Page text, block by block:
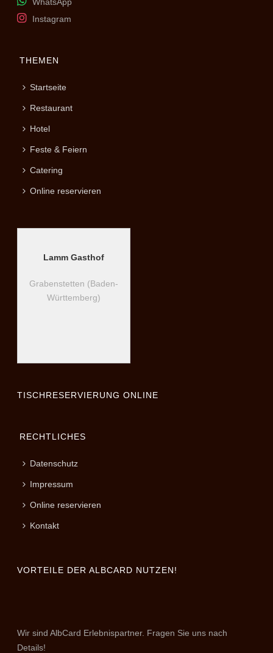
WhatsApp
Instagram
THEMEN
Startseite
Restaurant
Hotel
Feste & Feiern
Catering
Online reservieren
Lamm Gasthof
Grabenstetten (Baden-
Württemberg)
TISCHRESERVIERUNG ONLINE
RECHTLICHES
Datenschutz
Impressum
Online reservieren
Kontakt
VORTEILE DER ALBCARD NUTZEN!
Wir sind AlbCard Erlebnispartner. Fragen Sie uns nach
Details!